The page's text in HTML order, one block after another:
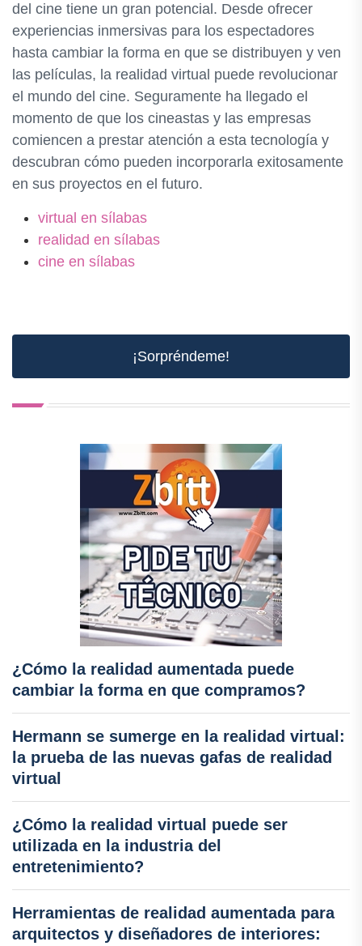
del cine tiene un gran potencial. Desde ofrecer
experiencias inmersivas para los espectadores
hasta cambiar la forma en que se distribuyen y ven
las películas, la realidad virtual puede revolucionar
el mundo del cine. Seguramente ha llegado el
momento de que los cineastas y las empresas
comiencen a prestar atención a esta tecnología y
descubran cómo pueden incorporarla exitosamente
en sus proyectos en el futuro.
virtual en sílabas
realidad en sílabas
cine en sílabas
¡Sorpréndeme!
¿Cómo la realidad aumentada puede
cambiar la forma en que compramos?
Hermann se sumerge en la realidad virtual:
la prueba de las nuevas gafas de realidad
virtual
¿Cómo la realidad virtual puede ser
utilizada en la industria del
entretenimiento?
Herramientas de realidad aumentada para
arquitectos y diseñadores de interiores: